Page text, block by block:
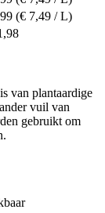
(€ 7,49 / L)
van plantaardige
vuil van
gebruikt om